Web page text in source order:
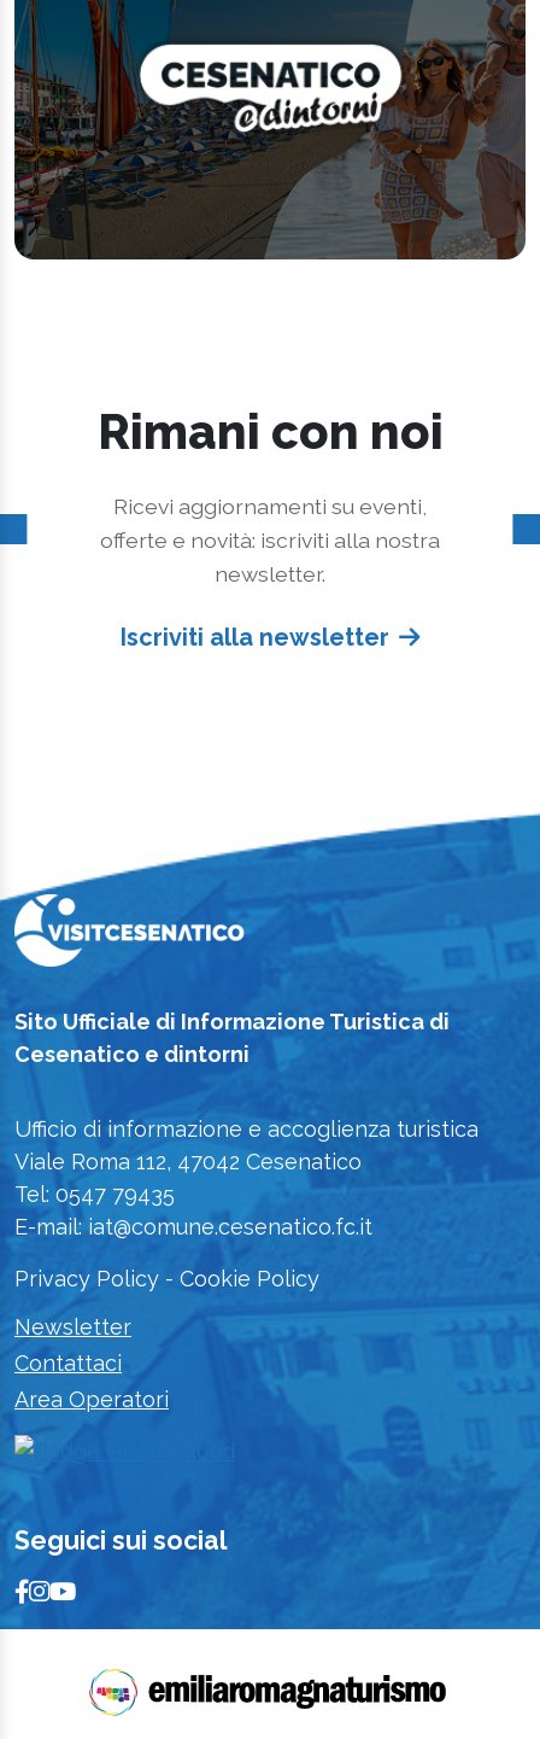
Rimani con noi
Ricevi aggiornamenti su eventi,
offerte e novità: iscriviti alla nostra
newsletter.
Iscriviti alla newsletter
Sito Ufficiale di Informazione Turistica di
Cesenatico e dintorni
Ufficio di informazione e accoglienza turistica
Viale Roma 112, 47042 Cesenatico
Tel: 0547 79435
E-mail: iat@comune.cesenatico.fc.it
Privacy Policy - Cookie Policy
Newsletter
Contattaci
Area Operatori
Seguici sui social